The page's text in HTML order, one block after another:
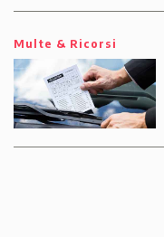
Multe & Ricorsi